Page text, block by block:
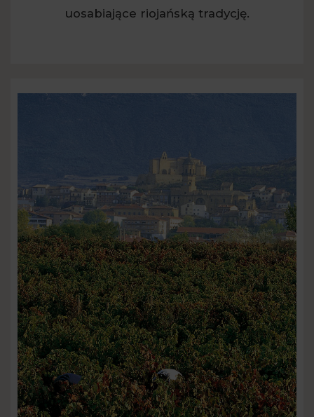
uosabiające riojańską tradycję.